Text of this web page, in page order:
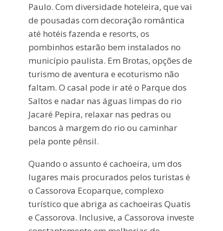
Paulo. Com diversidade hoteleira, que vai
de pousadas com decoração romântica
até hotéis fazenda e resorts, os
pombinhos estarão bem instalados no
município paulista. Em Brotas, opções de
turismo de aventura e ecoturismo não
faltam. O casal pode ir até o Parque dos
Saltos e nadar nas águas limpas do rio
Jacaré Pepira, relaxar nas pedras ou
bancos à margem do rio ou caminhar
pela ponte pênsil.
Quando o assunto é cachoeira, um dos
lugares mais procurados pelos turistas é
o Cassorova Ecoparque, complexo
turístico que abriga as cachoeiras Quatis
e Cassorova. Inclusive, a Cassorova investe